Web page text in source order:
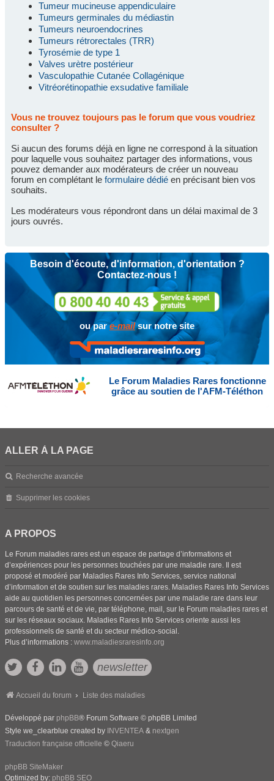
Tumeur mucineuse appendiculaire
Tumeurs germinales du médiastin
Tumeurs neuroendocrines
Tumeurs rétrorectales (TRR)
Tyrosémie de type 1
Valves urètre postérieur
Vasculopathie Cutanée Collagénique
Vitréorétinopathie exsudative familiale
Vous ne trouvez toujours pas le forum que vous voudriez
consulter ?
Si aucun des forums déjà en ligne ne correspond à la situation
pour laquelle vous souhaitez partager des informations, vous
pouvez demander aux modérateurs de créer un nouveau
forum en complétant le formulaire dédié en précisant bien vos
souhaits.
Les modérateurs vous répondront dans un délai maximal de 3
jours ouvrés.
Besoin d'écoute, d'information, d'orientation ?
Contactez-nous !
ou pare-mailsur notre site
Le Forum Maladies Rares fonctionne
grâce au soutien de l'AFM-Téléthon
ALLER À LA PAGE
Recherche avancée
Supprimer les cookies
A PROPOS
Le Forum maladies rares est un espace de partage d’informations et
d’expériences pour les personnes touchées par une maladie rare. Il est
proposé et modéré par Maladies Rares Info Services, service national
d’information et de soutien sur les maladies rares. Maladies Rares Info Services
aide au quotidien les personnes concernées par une maladie rare dans leur
parcours de santé et de vie, par téléphone, mail, sur le Forum maladies rares et
sur les réseaux sociaux. Maladies Rares Info Services oriente aussi les
professionnels de santé et du secteur médico-social.
Plus d’informations : www.maladiesraresinfo.org
newsletter
Accueil du forum Liste des maladies
Développé par phpBB® Forum Software © phpBB Limited
Style we_clearblue created by INVENTEA & nextgen
Traduction française officielle © Qiaeru
phpBB SiteMaker
Optimized by: phpBB SEO